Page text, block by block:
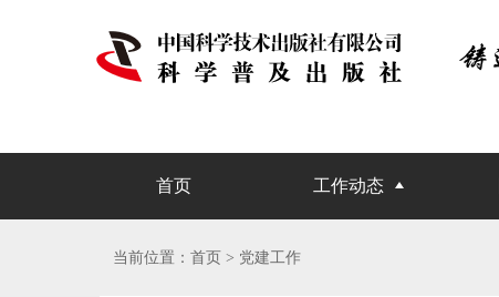
首页 工作动态
当前位置： 首页 > 党建工作